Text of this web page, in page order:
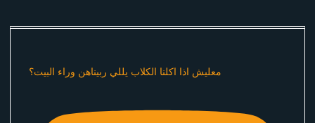
معليش اذا اكلنا الكلاب يللي ربيناهن وراء البيت؟